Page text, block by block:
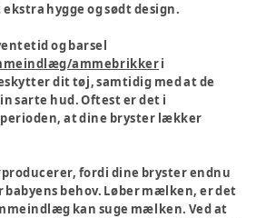
hygge og sødt design.
og barsel
ammebrikkeri
dit tøj, samtidig med at de
sarte hud. Oftest er det i
at dine bryster lækker
fordi dine bryster endnu
behov. Løber mælken, er det
kan suge mælken. Ved at